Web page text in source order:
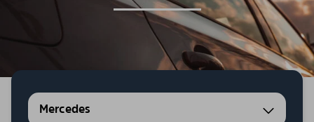
Mercedes